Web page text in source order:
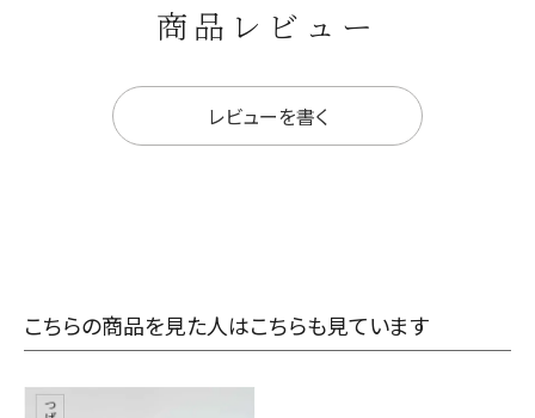
商品レビュー
レビューを書く
こちらの商品を見た人はこちらも見ています